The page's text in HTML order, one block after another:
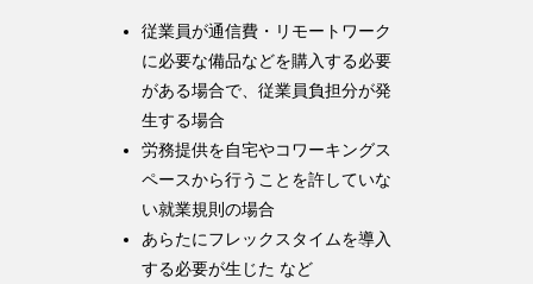
従業員が通信費・リモートワーク
に必要な備品などを購入する必要
がある場合で、従業員負担分が発
生する場合
労務提供を自宅やコワーキングス
ペースから行うことを許していな
い就業規則の場合
あらたにフレックスタイムを導入
する必要が生じた など